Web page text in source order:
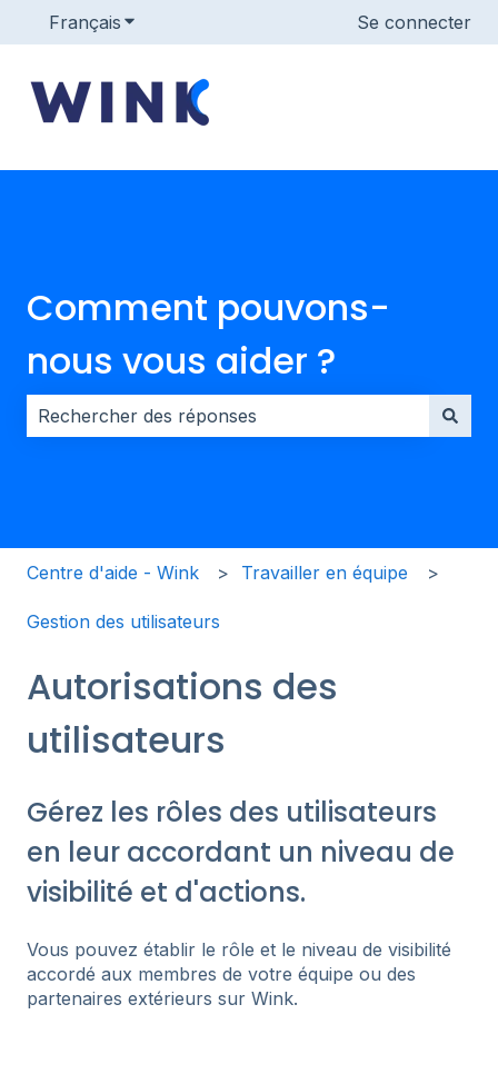
Français Afficher le sous-menu pour les traductions
Se connecter
Comment pouvons-
nous vous aider ?
Centre d'aide - Wink Travailler en équipe
Gestion des utilisateurs
Autorisations des
utilisateurs
Gérez les rôles des utilisateurs
en leur accordant un niveau de
visibilité et d'actions.
Vous pouvez établir le rôle et le niveau de visibilité
accordé aux membres de votre équipe ou des
partenaires extérieurs sur Wink.